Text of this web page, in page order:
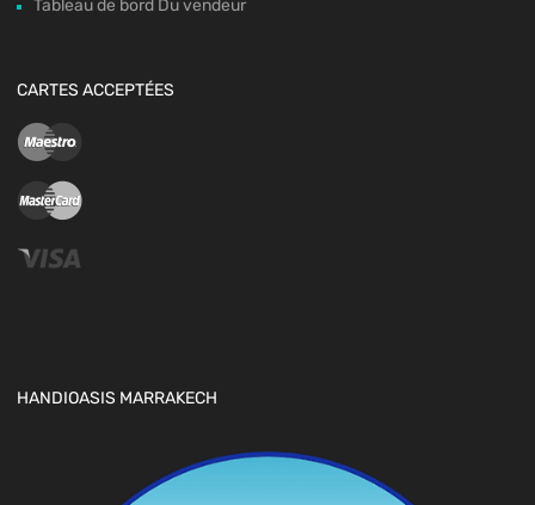
Tableau de bord Du vendeur
CARTES ACCEPTÉES
HANDIOASIS MARRAKECH